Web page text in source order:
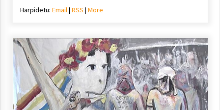
Harpidetu: Email| RSS | More